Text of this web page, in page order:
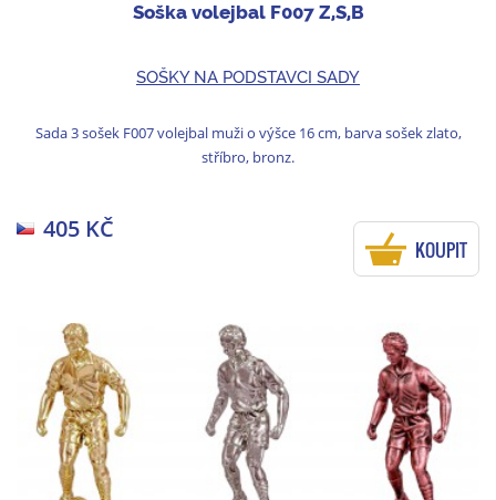
Soška volejbal F007 Z,S,B
SOŠKY NA PODSTAVCI SADY
Sada 3 sošek F007 volejbal muži o výšce 16 cm, barva sošek zlato,
stříbro, bronz.
405 KČ
KOUPIT